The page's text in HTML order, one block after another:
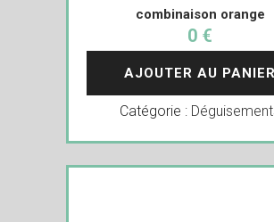
combinaison orange
0 €
AJOUTER AU PANIER
Catégorie :